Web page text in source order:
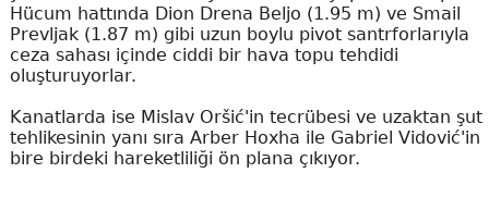
Hücum hattında Dion Drena Beljo (1.95 m) ve Smail
Prevljak (1.87 m) gibi uzun boylu pivot santrforlarıyla
ceza sahası içinde ciddi bir hava topu tehdidi
oluşturuyorlar.
Kanatlarda ise Mislav Oršić'in tecrübesi ve uzaktan şut
tehlikesinin yanı sıra Arber Hoxha ile Gabriel Vidović'in
bire birdeki hareketliliği ön plana çıkıyor.